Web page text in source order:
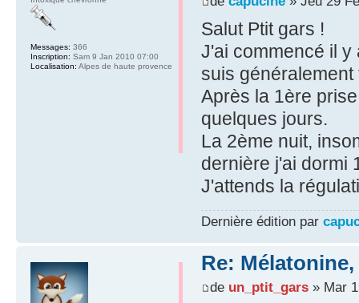
Salut Ptit gars !
J'ai commencé il y
suis
Après la 1ère
quelques jours.
La 2ème nuit,
dernière j'ai dormi
J'attends la
Dernière édition par
Messages: 366
Inscription: Sam 9 Jan 2010 07:00
Localisation: Alpes de haute provence
Re:
de un_ptit_gars» Mar